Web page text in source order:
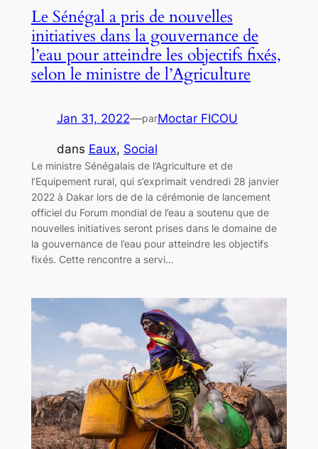
Le Sénégal a pris de nouvelles
initiatives dans la gouvernance de
l’eau pour atteindre les objectifs fixés,
selon le ministre de l’Agriculture
Jan 31, 2022—parMoctar FICOU
dans Eaux, Social
Le ministre Sénégalais de l’Agriculture et de
l’Equipement rural, qui s’exprimait vendredi 28 janvier
2022 à Dakar lors de de la cérémonie de lancement
officiel du Forum mondial de l’eau a soutenu que de
nouvelles initiatives seront prises dans le domaine de
la gouvernance de l’eau pour atteindre les objectifs
fixés. Cette rencontre a servi…